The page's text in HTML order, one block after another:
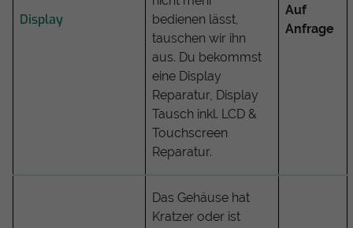
Display
bedienen lässt,
tauschen wir ihn
aus. Du bekommst
eine Display
Reparatur, Display
Tausch inkl. LCD &
Touchscreen
Reparatur.
Auf
Anfrage
Das Gehäuse hat
Kratzer oder ist